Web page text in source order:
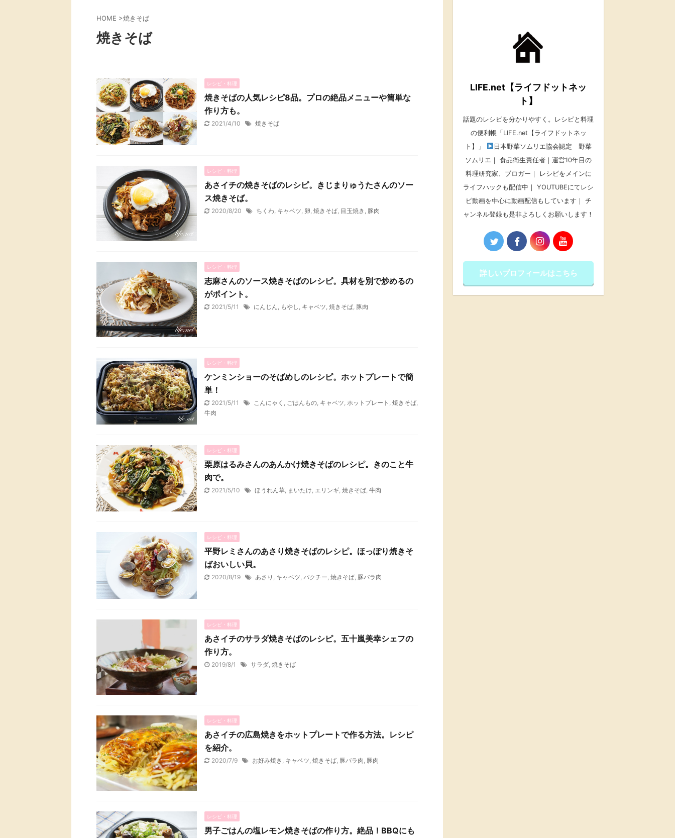
HOME >焼きそば
焼きそば
レシピ・料理
焼きそばの人気レシピ8品。プロの絶品メニューや簡単な
作り方も。
2021/4/10 焼きそば
レシピ・料理
あさイチの焼きそばのレシピ。きじまりゅうたさんのソー
ス焼きそば。
2020/8/20 ちくわ キャベツ 卵 焼きそば 目玉焼き 豚肉
レシピ・料理
志麻さんのソース焼きそばのレシピ。具材を別で炒めるの
がポイント。
2021/5/11 にんじん もやし キャベツ 焼きそば 豚肉
レシピ・料理
ケンミンショーのそばめしのレシピ。ホットプレートで簡
単！
2021/5/11 こんにゃく ごはんもの キャベツ ホットプレート 焼きそば
牛肉
レシピ・料理
栗原はるみさんのあんかけ焼きそばのレシピ。きのこと牛
肉で。
2021/5/10 ほうれん草 まいたけ エリンギ 焼きそば 牛肉
レシピ・料理
平野レミさんのあさり焼きそばのレシピ。ほっぽり焼きそ
ばおいしい貝。
2020/8/19 あさり , キャベツ, パクチー, 焼きそば, 豚バラ肉
レシピ・料理
あさイチのサラダ焼きそばのレシピ。五十嵐美幸シェフの
作り方。
2019/8/1 サラダ, 焼きそば
レシピ・料理
あさイチの広島焼きをホットプレートで作る方法。レシピ
を紹介。
2020/7/9 お好み焼き , キャベツ, 焼きそば, 豚バラ肉, 豚肉
レシピ・料理
男子ごはんの塩レモン焼きそばの作り方。絶品！BBQにも
LIFE.net【ライフドットネッ
ト】
話題のレシピを分かりやすく。レシピと料理
の便利帳「LIFE.net【ライフドットネッ
ト】」
日本野菜ソムリエ協会認定 野菜
ソムリエ｜ 食品衛生責任者｜運営10年目の
料理研究家、ブロガー｜ レシピをメインに
ライフハックも配信中｜ YOUTUBEにてレシ
ピ動画を中心に動画配信もしています｜ チ
ャンネル登録も是非よろしくお願いします！
詳しいプロフィールはこちら